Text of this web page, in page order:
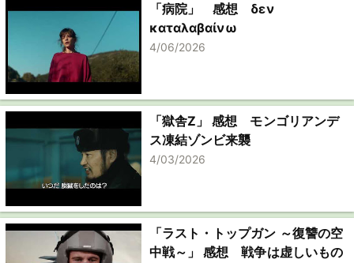
「病院」 感想 δεν
καταλαβαίνω
4/06/2026
「獄舎Z」 感想 モンゴリアンデ
ス凍結ゾンビ来襲
4/03/2026
「ラスト・トップガン ～復讐の空
中戦～」 感想 戦争は虚しいもの